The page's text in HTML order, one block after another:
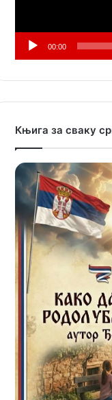
00:00
Књига за сваку